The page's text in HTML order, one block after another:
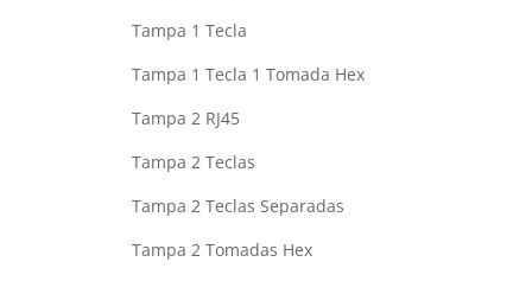
Tampa 1 Tecla
Tampa 1 Tecla 1 Tomada Hex
Tampa 2 RJ45
Tampa 2 Teclas
Tampa 2 Teclas Separadas
Tampa 2 Tomadas Hex